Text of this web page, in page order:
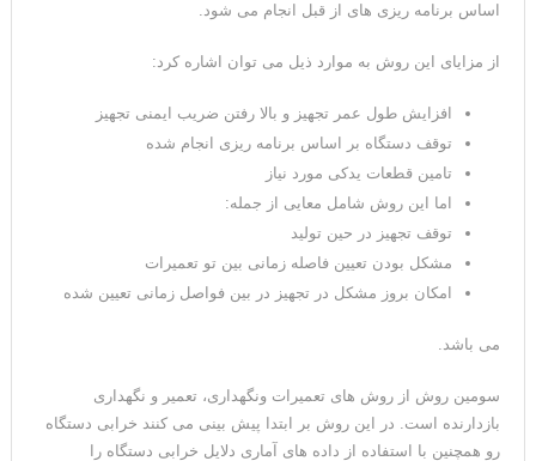
اساس برنامه ریزی های از قبل انجام می شود.
از مزایای این روش به موارد ذیل می توان اشاره کرد:
افزایش طول عمر تجهیز و بالا رفتن ضریب ایمنی تجهیز
توقف دستگاه بر اساس برنامه ریزی انجام شده
تامین قطعات یدکی مورد نیاز
اما این روش شامل معایی از جمله:
توقف تجهیز در حین تولید
مشکل بودن تعیین فاصله زمانی بین تو تعمیرات
امکان بروز مشکل در تجهیز در بین فواصل زمانی تعیین شده
می باشد.
سومین روش از روش های تعمیرات ونگهداری، تعمیر و نگهداری
بازدارنده است. در این روش بر ابتدا پیش بینی می کنند خرابی دستگاه
رو همچنین با استفاده از داده های آماری دلایل خرابی دستگاه را